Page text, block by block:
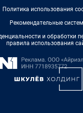
Политика использования
Рекомендательные
и обработки
правила использования